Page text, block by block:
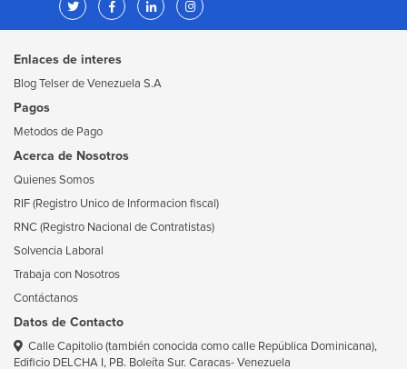
Enlaces de interes
Blog Telser de Venezuela S.A
Pagos
Metodos de Pago
Acerca de Nosotros
Quienes Somos
RIF (Registro Unico de Informacion fiscal)
RNC (Registro Nacional de Contratistas)
Solvencia Laboral
Trabaja con Nosotros
Contáctanos
Datos de Contacto
Calle Capitolio (también conocida como calle República Dominicana),
Edificio DELCHA I, PB. Boleíta Sur. Caracas- Venezuela